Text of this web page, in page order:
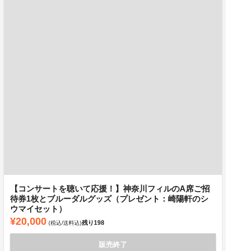
【コンサートを聴いて応援！】神奈川フィルのA席ご招
待券1枚とブルーダルグッズ（プレゼント：崎陽軒のシ
ウマイセット）
¥20,000 (税込/送料込)残り198
販売終了